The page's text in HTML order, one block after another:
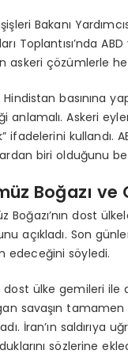
Bakanı
Toplantısı’nda
askeri çözümlerle
Hindistan basınına
anlamalı. Askeri
ifadelerini kullandı.
biri olduğunu
Boğazı ve
Boğazı’nın dost
açıkladı. Son
edeceğini söyledi.
dost ülke gemileri ile
savaşın
İran’ın
sözlerine